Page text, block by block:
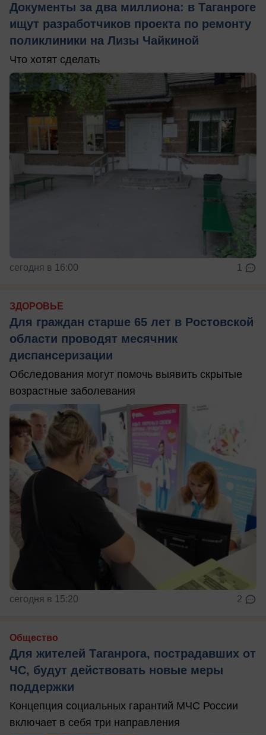
Документы за два миллиона: в Таганроге
ищут разработчиков проекта по ремонту
поликлиники на Лизы Чайкиной
Что хотят сделать
сегодня в 16:00 1
ЗДОРОВЬЕ
Для граждан старше 65 лет в Ростовской
области проводят месячник
диспансеризации
Обследования могут помочь выявить скрытые
возрастные заболевания
сегодня в 15:20 2
Общество
Для жителей Таганрога, пострадавших от
ЧС, будут действовать новые меры
поддержки
Концепция социальных гарантий МЧС России
включает в себя три направления